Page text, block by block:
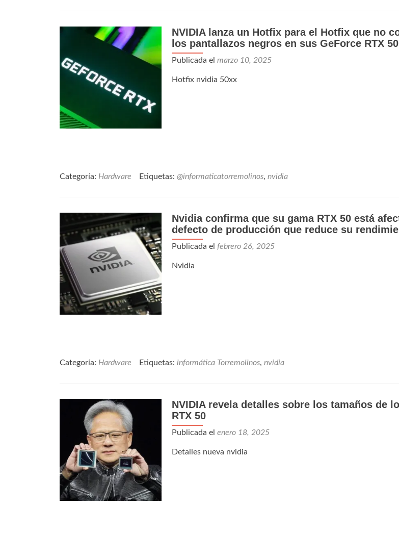
NVIDIA lanza un Hotfix para el Hotfix que no
los pantallazos negros en sus GeForce RTX 50
Publicada el marzo 10, 2025
Hotfix nvidia 50xx
Categoría: Hardware Etiquetas: @informaticatorremolinos, nvidia
Nvidia confirma que su gama RTX 50 está
defecto de producción que reduce su
Publicada el febrero 26, 2025
Nvidia
Categoría: Hardware Etiquetas: informática Torremolinos, nvidia
NVIDIA revela detalles sobre los tamaños de
RTX 50
Publicada el enero 18, 2025
Detalles nueva nvidia